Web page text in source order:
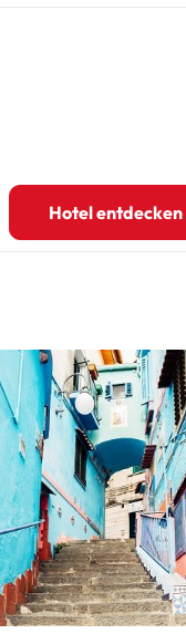
Hotel entdecken